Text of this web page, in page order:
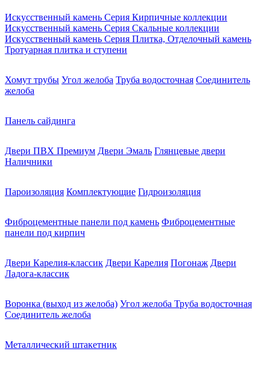
Искусственный камень Серия Кирпичные коллекции
Искусственный камень Серия Скальные коллекции
Искусственный камень Серия Плитка, Отделочный камень
Тротуарная плитка и ступени
Хомут трубы Угол желоба Труба водосточная Соединитель
желоба
Панель сайдинга
Двери ПВХ Премиум Двери Эмаль Глянцевые двери
Наличники
Пароизоляция Комплектующие Гидроизоляция
Фиброцементные панели под камень Фиброцементные
панели под кирпич
Двери Карелия-классик Двери Карелия Погонаж Двери
Ладога-классик
Воронка (выход из желоба) Угол желоба Труба водосточная
Соединитель желоба
Металлический штакетник